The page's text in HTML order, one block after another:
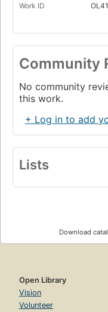
Work ID
Community
No community
this work.
+ Log in to add
Lists
Download
Open Library
Vision
Volunteer